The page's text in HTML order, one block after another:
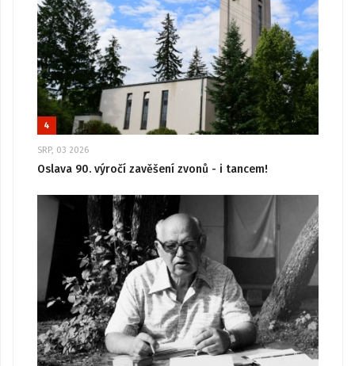
4
SRP, 03 2026
Oslava 90. výročí zavěšení zvonů - i tancem!